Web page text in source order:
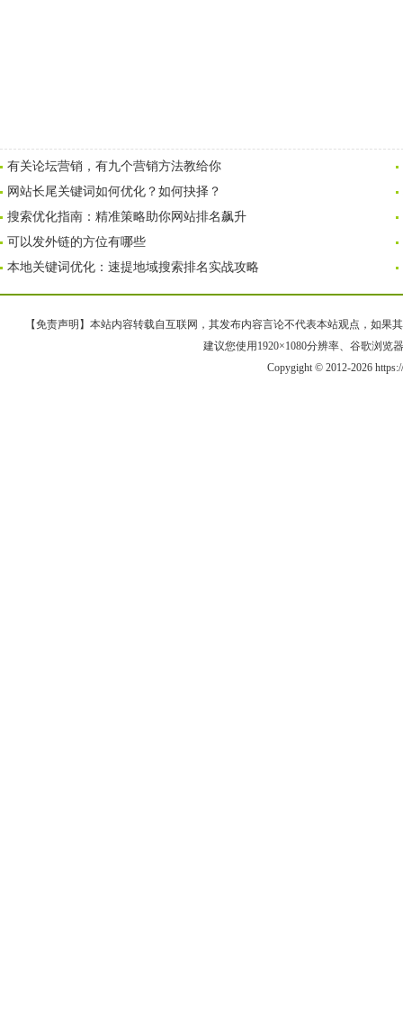
有关论坛营销，有九个营销方法教给你
网站长尾关键词如何优化？如何抉择？
搜索优化指南：精准策略助你网站排名飙升
可以发外链的方位有哪些
本地关键词优化：速提地域搜索排名实战攻略
【免责声明】本站内容转载自互联网，其发布内容言论不代表本站观点，如果
建议您使用1920×1080分辨率、谷歌浏览
Copygight © 2012-2026